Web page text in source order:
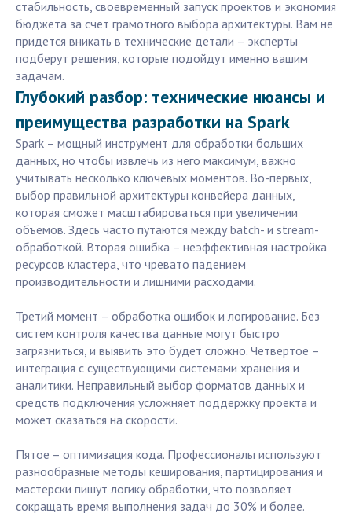
стабильность, своевременный запуск проектов и экономия
бюджета за счет грамотного выбора архитектуры. Вам не
придется вникать в технические детали – эксперты
подберут решения, которые подойдут именно вашим
задачам.
Глубокий разбор: технические нюансы и
преимущества разработки на Spark
Spark – мощный инструмент для обработки больших
данных, но чтобы извлечь из него максимум, важно
учитывать несколько ключевых моментов. Во-первых,
выбор правильной архитектуры конвейера данных,
которая сможет масштабироваться при увеличении
объемов. Здесь часто путаются между batch- и stream-
обработкой. Вторая ошибка – неэффективная настройка
ресурсов кластера, что чревато падением
производительности и лишними расходами.
Третий момент – обработка ошибок и логирование. Без
систем контроля качества данные могут быстро
загрязниться, и выявить это будет сложно. Четвертое –
интеграция с существующими системами хранения и
аналитики. Неправильный выбор форматов данных и
средств подключения усложняет поддержку проекта и
может сказаться на скорости.
Пятое – оптимизация кода. Профессионалы используют
разнообразные методы кеширования, партицирования и
мастерски пишут логику обработки, что позволяет
сокращать время выполнения задач до 30% и более.